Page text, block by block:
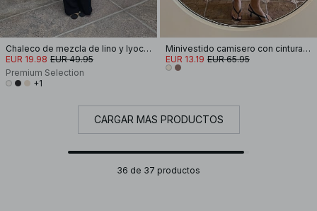
Chaleco de mezcla de lino y lyocell con cuello halter
EUR 19.98 EUR 49.95
Premium Selection
+1
Minivestido camisero con cintura fruncida
EUR 13.19 EUR 65.95
CARGAR MÁS PRODUCTOS
36 de 37 productos